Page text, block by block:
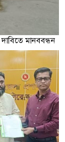
মানববন্ধন